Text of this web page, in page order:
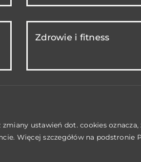
Zdrowie i fitness
ustawień dot. cookies oznacza,
Więcej szczegółów na podstronie